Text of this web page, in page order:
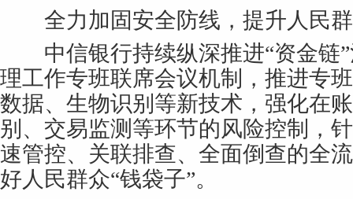
全力加固安全防线，提升人民群
中信银行持续纵深推进“资金链”
理工作专班联席会议机制，推进专
数据、生物识别等新技术，强化在
别、交易监测等环节的风险控制，
速管控、关联排查、全面倒查的全
好人民群众“钱袋子”。